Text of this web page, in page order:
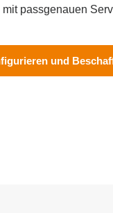
passgenauen
und